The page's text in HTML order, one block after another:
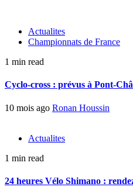
Actualites
Championnats de France
1 min read
Cyclo-cross : prévus à Pont-
10 mois ago Ronan Houssin
Actualites
1 min read
24 heures Vélo Shimano :